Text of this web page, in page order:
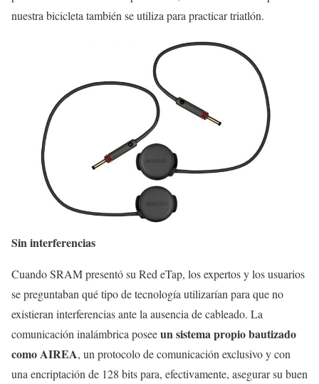
nuestra bicicleta también se utiliza para practicar triatlón.
Sin interferencias
Cuando SRAM presentó su Red eTap, los expertos y los usuarios
se preguntaban qué tipo de tecnología utilizarían para que no
existieran interferencias ante la ausencia de cableado. La
comunicación inalámbrica poseeun sistema propio bautizado
comoAIREA, un protocolo de comunicación exclusivo y con
una encriptación de 128 bits para, efectivamente, asegurar su buen